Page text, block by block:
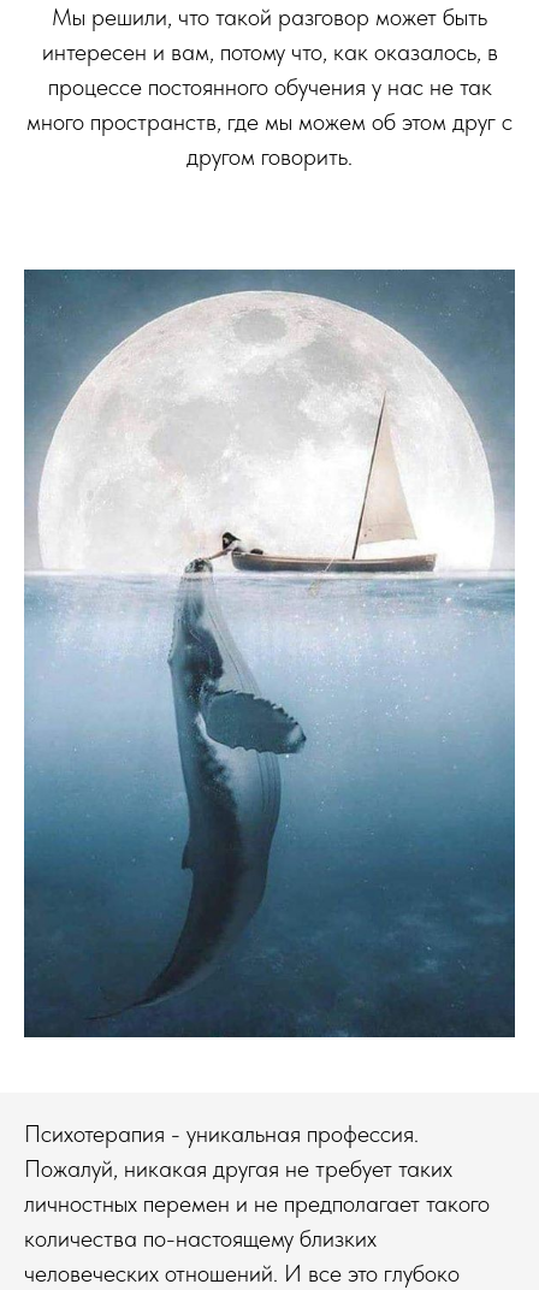
Мы решили, что такой разговор может быть
интересен и вам, потому что, как оказалось, в
процессе постоянного обучения у нас не так
много пространств, где мы можем об этом друг с
другом говорить.
Психотерапия - уникальная профессия.
Пожалуй, никакая другая не требует таких
личностных перемен и не предполагает такого
количества по-настоящему близких
человеческих отношений. И все это глубоко